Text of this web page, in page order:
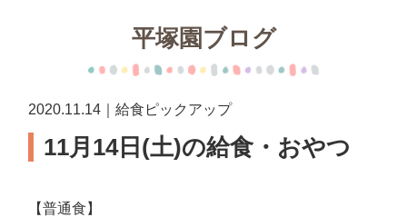
平塚園ブログ
2020.11.14｜給食ピックアップ
11月14日(土)の給食・おやつ
【普通食】